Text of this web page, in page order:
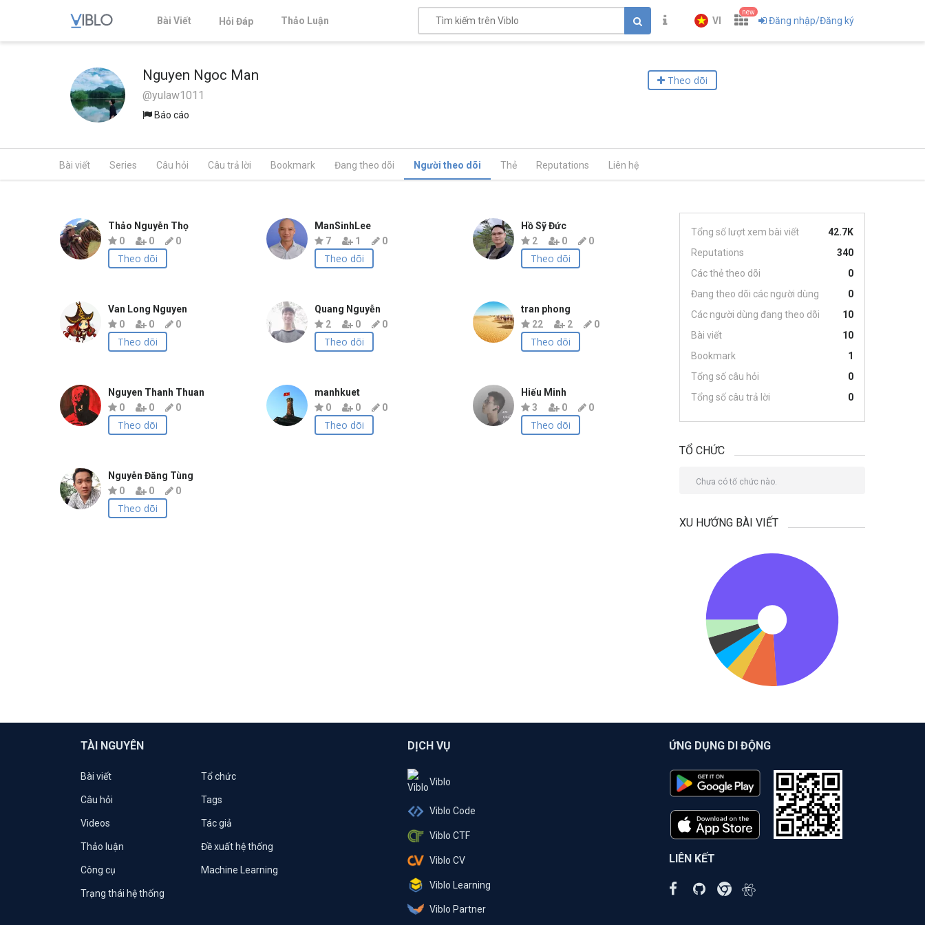
Bài Viết Hỏi Đáp Thảo Luận VI
new
Đăng nhập/Đăng ký
Nguyen Ngoc Man
@yulaw1011
Báo cáo
Theo dõi
Bài viết Series Câu hỏi Câu trả lời Bookmark Đang theo dõi Người theo dõi Thẻ Reputations Liên hệ
Thảo Nguyễn Thọ
0
0 0
Theo dõi
ManSinhLee
7
1 0
Theo dõi
Hồ Sỹ Đức
2
0 0
Theo dõi
Van Long Nguyen
0
0 0
Theo dõi
Quang Nguyễn
2
0 0
Theo dõi
tran phong
22
2 0
Theo dõi
Nguyen Thanh Thuan
0
0 0
Theo dõi
manhkuet
0
0 0
Theo dõi
Hiếu Minh
3
0 0
Theo dõi
Nguyễn Đăng Tùng
0
0 0
Theo dõi
Tổng số lượt xem bài viết
42.7K
Reputations
340
Các thẻ theo dõi
0
Đang theo dõi các người dùng
0
Các người dùng đang theo dõi
10
Bài viết
10
Bookmark
1
Tổng số câu hỏi
0
Tổng số câu trả lời
0
TỔ CHỨC
Chưa có tổ chức nào.
XU HƯỚNG BÀI VIẾT
TÀI NGUYÊN
Bài viết Tổ chức
Câu hỏi Tags
Videos Tác giả
Thảo luận Đề xuất hệ thống
Công cụ Machine Learning
Trạng thái hệ thống
DỊCH VỤ
Viblo
Viblo Code
Viblo CTF
Viblo CV
Viblo Learning
Viblo Partner
ỨNG DỤNG DI ĐỘNG
LIÊN KẾT